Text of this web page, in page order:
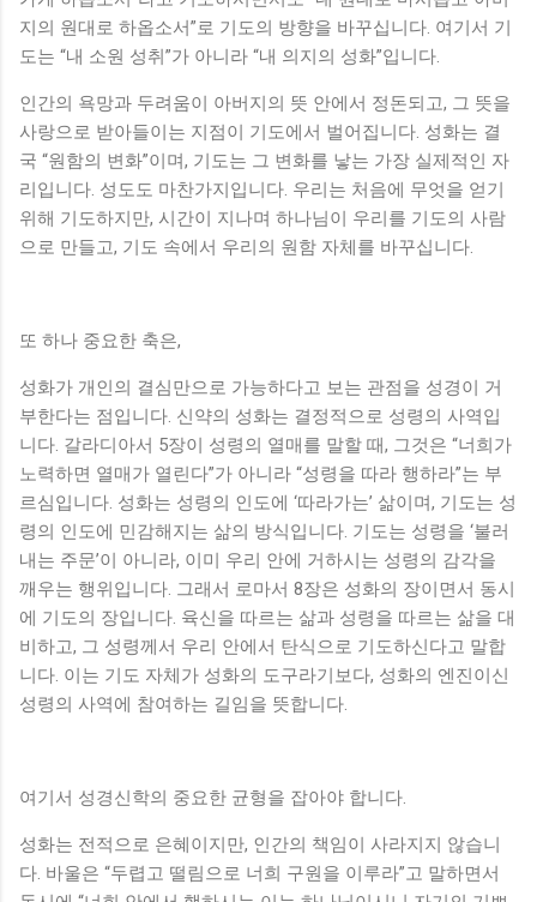
지의 원대로 하옵소서”로 기도의 방향을 바꾸십니다. 여기서 기
도는 “내 소원 성취”가 아니라 “내 의지의 성화”입니다.
인간의 욕망과 두려움이 아버지의 뜻 안에서 정돈되고, 그 뜻을
사랑으로 받아들이는 지점이 기도에서 벌어집니다. 성화는 결
국 “원함의 변화”이며, 기도는 그 변화를 낳는 가장 실제적인 자
리입니다. 성도도 마찬가지입니다. 우리는 처음에 무엇을 얻기
위해 기도하지만, 시간이 지나며 하나님이 우리를 기도의 사람
으로 만들고, 기도 속에서 우리의 원함 자체를 바꾸십니다.
또 하나 중요한 축은,
성화가 개인의 결심만으로 가능하다고 보는 관점을 성경이 거
부한다는 점입니다. 신약의 성화는 결정적으로 성령의 사역입
니다. 갈라디아서 5장이 성령의 열매를 말할 때, 그것은 “너희가
노력하면 열매가 열린다”가 아니라 “성령을 따라 행하라”는 부
르심입니다. 성화는 성령의 인도에 ‘따라가는’ 삶이며, 기도는 성
령의 인도에 민감해지는 삶의 방식입니다. 기도는 성령을 ‘불러
내는 주문’이 아니라, 이미 우리 안에 거하시는 성령의 감각을
깨우는 행위입니다. 그래서 로마서 8장은 성화의 장이면서 동시
에 기도의 장입니다. 육신을 따르는 삶과 성령을 따르는 삶을 대
비하고, 그 성령께서 우리 안에서 탄식으로 기도하신다고 말합
니다. 이는 기도 자체가 성화의 도구라기보다, 성화의 엔진이신
성령의 사역에 참여하는 길임을 뜻합니다.
여기서 성경신학의 중요한 균형을 잡아야 합니다.
성화는 전적으로 은혜이지만, 인간의 책임이 사라지지 않습니
다. 바울은 “두렵고 떨림으로 너희 구원을 이루라”고 말하면서